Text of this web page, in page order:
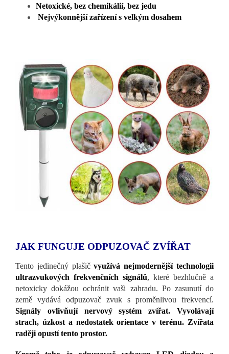
Netoxické, bez chemikálií, bez jedu
Nejvýkonnější zařízení s velkým dosahem
JAK FUNGUJE ODPUZOVAČ ZVÍŘAT
Tento jedinečný plašičvyužívá nejmodernější technologii
ultrazvukových frekvenčních signálů, které bezhlučně a
netoxicky dokážou ochránit vaši zahradu. Po zasunutí do
země vydává odpuzovač zvuk s proměnlivou frekvencí.
Signály ovlivňují nervový systém zvířat. Vyvolávají
strach, úzkost a nedostatek orientace v terénu. Zvířata
raději opustí tento prostor.